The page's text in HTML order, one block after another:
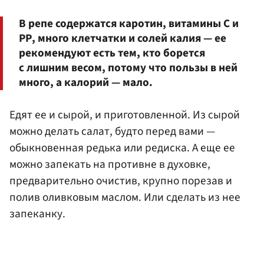
В репе содержатся каротин, витамины С и
РР, много клетчатки и солей калия — ее
рекомендуют есть тем, кто борется
с лишним весом, потому что пользы в ней
много, а калорий — мало.
Едят ее и сырой, и приготовленной. Из сырой
можно делать салат, будто перед вами —
обыкновенная редька или редиска. А еще ее
можно запекать на противне в духовке,
предварительно очистив, крупно порезав и
полив оливковым маслом. Или сделать из нее
запеканку.